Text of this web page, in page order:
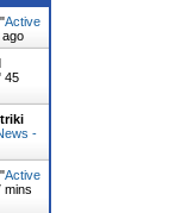
Active
ago
45
-
Active
mins